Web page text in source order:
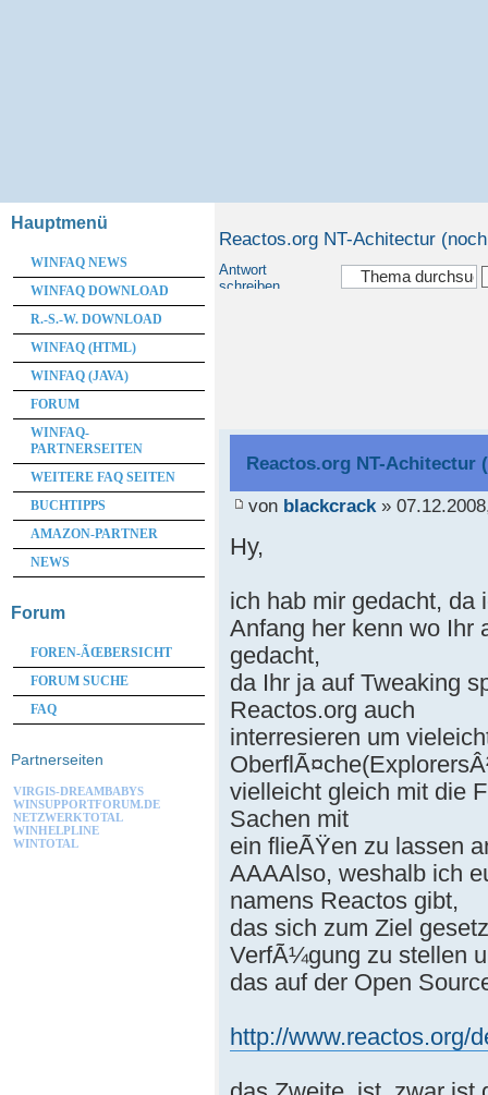
Reactos.org NT-Achitectur
Antwort
schreiben
Reactos.org NT-Achitectur
von blackcrack»
Hy,
ich hab mir gedacht, da
Anfang her kenn wo Ihr
gedacht,
da Ihr ja auf Tweaking
Reactos.org auch
interresieren um
vielleicht gleich mit die
Sachen mit
ein flieÃŸen zu lassen
AAAAlso, weshalb ich
namens Reactos gibt,
das sich zum Ziel
VerfÃ¼gung zu stellen
das auf der Open
http://www.reactos.org/
Hauptmenü
WINFAQ NEWS
WINFAQ DOWNLOAD
R.-S.-W. DOWNLOAD
WINFAQ (HTML)
WINFAQ (JAVA)
FORUM
WINFAQ-
PARTNERSEITEN
WEITERE FAQ SEITEN
BUCHTIPPS
AMAZON-PARTNER
NEWS
Forum
FOREN-ÃŒBERSICHT
FORUM SUCHE
FAQ
Partnerseiten
VIRGIS-DREAMBABYS
WINSUPPORTFORUM.DE
NETZWERKTOTAL
WINHELPLINE
WINTOTAL